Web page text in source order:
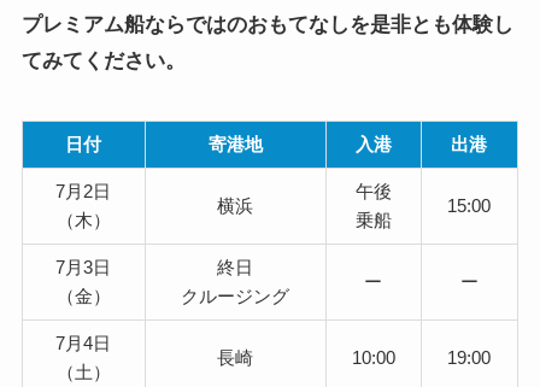
プレミアム船ならではのおもてなしを是非とも体験し
てみてください。
日付 寄港地 入港 出港
7月2日
（木）
横浜
午後
乗船
15:00
7月3日
（金）
終日
クルージング
ー ー
7月4日
（土）
長崎 10:00 19:00